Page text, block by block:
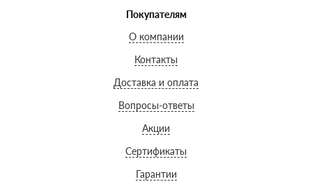
Покупателям
О компании
Контакты
Доставка и оплата
Вопросы-ответы
Акции
Сертификаты
Гарантии